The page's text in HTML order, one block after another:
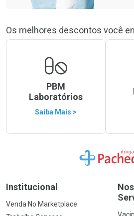
Os melhores descontos você
PBM
Laboratórios
Saiba Mais >
Ir para a Home
Institucional
Venda No Marketplace